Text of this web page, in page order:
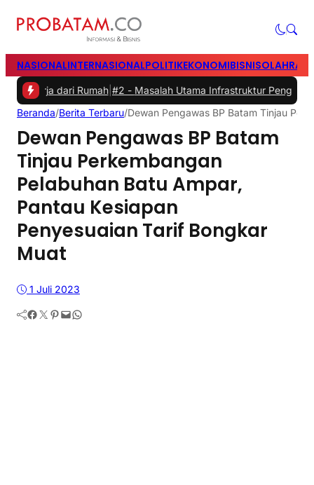
NASIONALINTERNASIONALPOLITIKEKONOMIBISNIS
Rumah |#2 -Masalah Utama Infrastruktur Pengisian Daya
Beranda/Berita Terbaru/Dewan Pengawas BP Batam Tinjau
Dewan Pengawas BP Batam
Tinjau Perkembangan
Pelabuhan Batu Ampar,
Pantau Kesiapan
Penyesuaian Tarif Bongkar
Muat
1 Juli 2023
Facebook Twitter Pinterest Mail WhatsApp